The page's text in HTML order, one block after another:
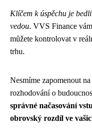
Klíčem k úspěchu je
vedou. VVS Finance
můžete kontrolovat v
trhu.
Nesmíme zapomenout
rozhodování o
správné načasování
obrovský rozdíl ve